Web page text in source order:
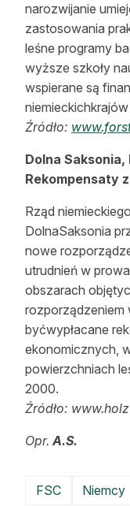
narozwijanie
zastosowania
leśne programy
wyższe szkoły
wspierane są
Źródło:
Dolna Saksonia,
Rekompensaty
Rząd
DolnaSaksonia
nowe
utrudnień w
obszarach
rozporządzeniem
byćwypłacane
ekonomicznych,
powierzchniach
2000.
Źródło:
Opr.A.S.
FSC Niemcy